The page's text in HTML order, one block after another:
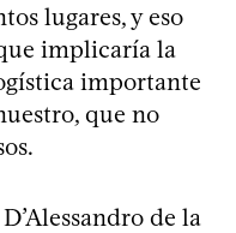
lugares, y eso
implicaría la
importante
que no
de la